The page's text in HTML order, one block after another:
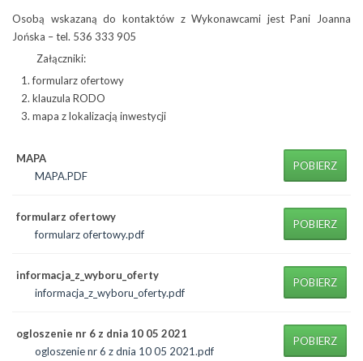
Osobą wskazaną do kontaktów z Wykonawcami jest Pani Joanna
Jońska – tel. 536 333 905
Załączniki:
formularz ofertowy
klauzula RODO
mapa z lokalizacją inwestycji
MAPA
MAPA.PDF
POBIERZ
formularz ofertowy
formularz ofertowy.pdf
POBIERZ
informacja_z_wyboru_oferty
informacja_z_wyboru_oferty.pdf
POBIERZ
ogloszenie nr 6 z dnia 10 05 2021
ogloszenie nr 6 z dnia 10 05 2021.pdf
POBIERZ